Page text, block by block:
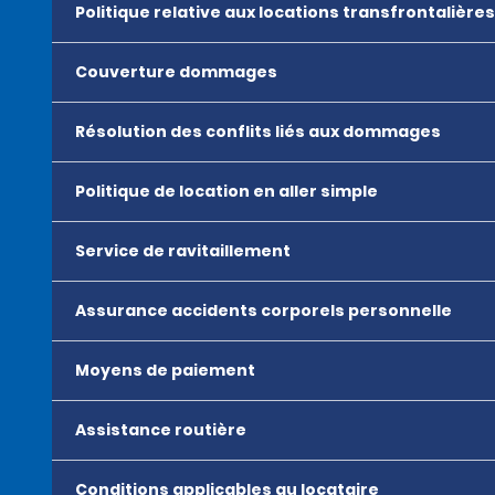
Politique relative aux locations transfrontalières
Couverture dommages
Résolution des conflits liés aux dommages
Politique de location en aller simple
Service de ravitaillement
Assurance accidents corporels personnelle
Moyens de paiement
Assistance routière
Conditions applicables au locataire